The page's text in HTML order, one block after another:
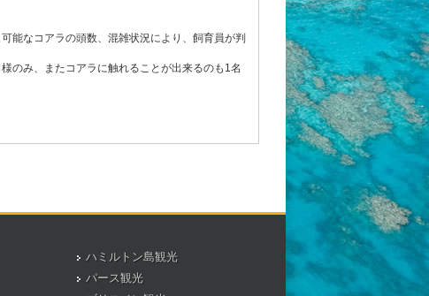
能なコアラの頭数、混雑状況により、飼育員が判
のみ、またコアラに触れることが出来るのも1名
ハミルトン島観光
パース観光